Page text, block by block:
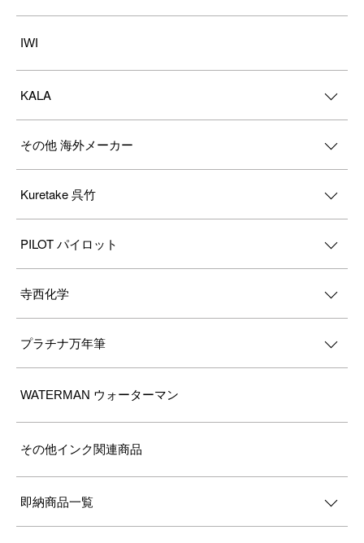
IWI
KALA
その他 海外メーカー
Kuretake 呉竹
PILOT パイロット
寺西化学
プラチナ万年筆
WATERMAN ウォーターマン
その他インク関連商品
即納商品一覧